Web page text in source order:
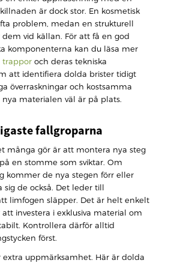
är dock stor. En kosmetisk
problem, medan en strukturell
vid källan. För att få en god
komponenterna kan du läsa mer
trapporoch deras tekniska
att identifiera dolda brister tidigt
överraskningar och kostsamma
materialen väl är på plats.
fallgroparna
många gör är att montera nya steg
en stomme som sviktar. Om
kommer de nya stegen förr eller
sig de också. Det leder till
limfogen släpper. Det är helt enkelt
investera i exklusiva material om
Kontrollera därför alltid
först.
extra uppmärksamhet. Här är dolda